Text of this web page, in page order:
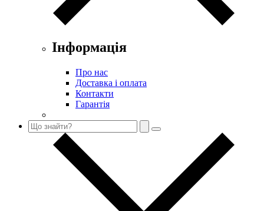
Інформація
Про нас
Доставка і оплата
Контакти
Гарантія